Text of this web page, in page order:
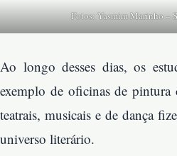
Fotos: Yasmim Marinho –
Ao longo desses dias, os
exemplo de oficinas de pintura
teatrais, musicais e de dança
universo literário.